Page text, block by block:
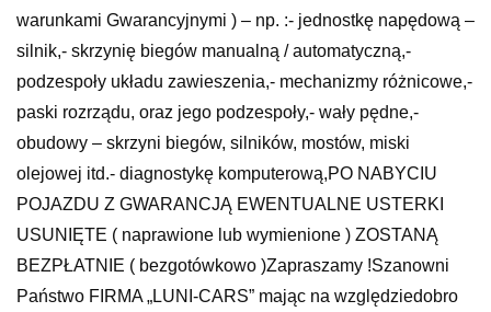
warunkami Gwarancyjnymi ) – np. :- jednostkę napędową –
silnik,- skrzynię biegów manualną / automatyczną,-
podzespoły układu zawieszenia,- mechanizmy różnicowe,-
paski rozrządu, oraz jego podzespoły,- wały pędne,-
obudowy – skrzyni biegów, silników, mostów, miski
olejowej itd.- diagnostykę komputerową,PO NABYCIU
POJAZDU Z GWARANCJĄ EWENTUALNE USTERKI
USUNIĘTE ( naprawione lub wymienione ) ZOSTANĄ
BEZPŁATNIE ( bezgotówkowo )Zapraszamy !Szanowni
Państwo FIRMA „LUNI-CARS” mając na względziedobro